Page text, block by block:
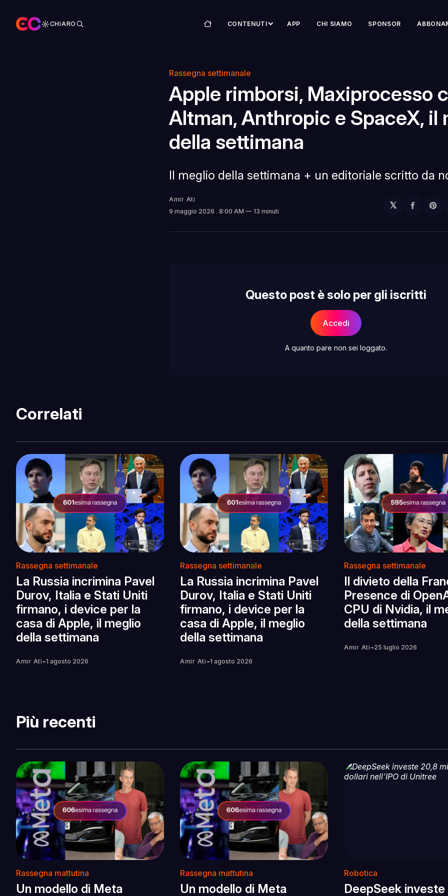
CHIARO CONTENUTI APP CHI SIAMO SPONSOR
Rassegna settimanale
Apple rimborsi, Maxiprocesso
Altman, Anthropic e SpaceX, il
della settimana
Il meglio della settimana + un editoriale scritto da
Amir Ati
9 maggio 2026 . 8:00 AM 13 minuti
𝕏
Questo post è solo per gli iscritti
Accedi
A quanto pare non sei loggato.
Correlati
Rassegna settimanale
La Russia incrimina Pavel
Durov, Italia e Stati Uniti
firmano, i device per la
casa di Apple, il meglio
della settimana
Amir Ati -1 agosto 2026
Rassegna settimanale
La Russia incrimina Pavel
Durov, Italia e Stati Uniti
firmano, i device per la
casa di Apple, il meglio
della settimana
Amir Ati -1 agosto 2026
Rassegna settimanale
Il divieto della
Presence di
CPU di Nvidia, il
della settimana
Amir Ati -25 luglio 2026
Più recenti
Rassegna mattutina
Un modello di Meta
Rassegna mattutina
Un modello di Meta
Robotica
DeepSeek